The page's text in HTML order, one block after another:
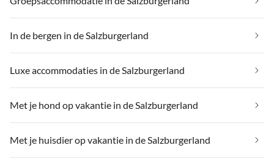
In de bergen in de Salzburgerland
Luxe accommodaties in de Salzburgerland
Met je hond op vakantie in de Salzburgerland
Met je huisdier op vakantie in de Salzburgerland